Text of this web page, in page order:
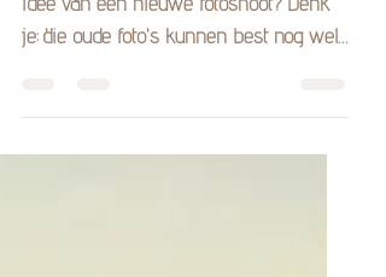
Voel je je ongemakkelijk worden bij het
idee van een nieuwe fotoshoot? Denk
... ook al lijk je...